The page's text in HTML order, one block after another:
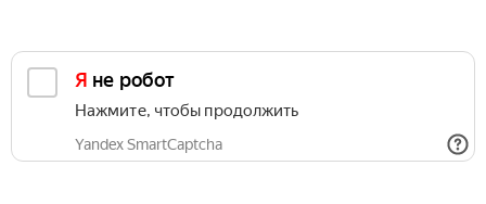
Я не робот
Нажмите, чтобы продолжить
Yandex SmartCaptcha